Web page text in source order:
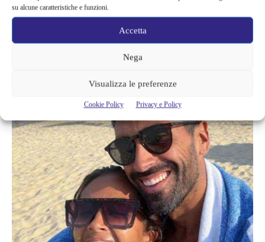
su alcune caratteristiche e funzioni.
Accetta
Nega
Visualizza le preferenze
Cookie Policy Privacy e Policy
fan?I commenti dei follower sono dalla sua parte. Sono
contenti che abbia trovato una nuova partner che lo ami e con
cui ha potuto costruire una famiglia.